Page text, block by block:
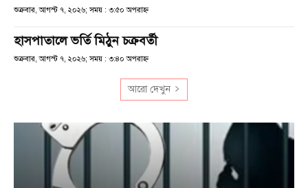
শুক্রবার, আগস্ট ৭, ২০২৬; সময় : ৩:৫০ অপরাহ্ণ
হাসপাতালে ভর্তি মিঠুন চক্রবর্তী
শুক্রবার, আগস্ট ৭, ২০২৬; সময় : ৩:৪০ অপরাহ্ণ
আরো দেখুন